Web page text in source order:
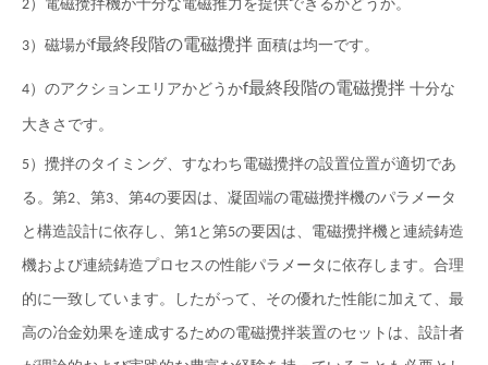
2）電磁攪拌機が十分な電磁推力を提供できるかどうか。
3）磁場がf最終段階の電磁攪拌 面積は均一です。
4）のアクションエリアかどうかf最終段階の電磁攪拌 十分な
大きさです。
5）攪拌のタイミング、すなわち電磁攪拌の設置位置が適切であ
る。第2、第3、第4の要因は、凝固端の電磁攪拌機のパラメータ
と構造設計に依存し、第1と第5の要因は、電磁攪拌機と連続鋳造
機および連続鋳造プロセスの性能パラメータに依存します。合理
的に一致しています。したがって、その優れた性能に加えて、最
高の冶金効果を達成するための電磁攪拌装置のセットは、設計者